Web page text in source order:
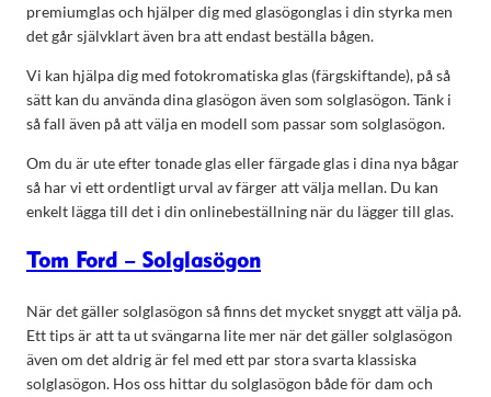
premiumglas och hjälper dig med glasögonglas i din styrka men
det går självklart även bra att endast beställa bågen.
Vi kan hjälpa dig med fotokromatiska glas (färgskiftande), på så
sätt kan du använda dina glasögon även som solglasögon. Tänk i
så fall även på att välja en modell som passar som solglasögon.
Om du är ute efter tonade glas eller färgade glas i dina nya bågar
så har vi ett ordentligt urval av färger att välja mellan. Du kan
enkelt lägga till det i din onlinebeställning när du lägger till glas.
Tom Ford – Solglasögon
När det gäller solglasögon så finns det mycket snyggt att välja på.
Ett tips är att ta ut svängarna lite mer när det gäller solglasögon
även om det aldrig är fel med ett par stora svarta klassiska
solglasögon. Hos oss hittar du solglasögon både för dam och